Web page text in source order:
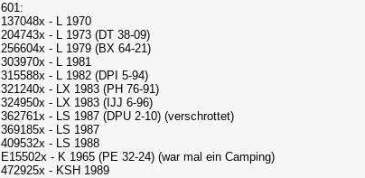
601:
137048x - L 1970
204743x - L 1973 (DT 38-09)
256604x - L 1979 (BX 64-21)
303970x - L 1981
315588x - L 1982 (DPI 5-94)
321240x - LX 1983 (PH 76-91)
324950x - LX 1983 (IJJ 6-96)
362761x - LS 1987 (DPU 2-10) (verschrottet)
369185x - LS 1987
409532x - LS 1988
E15502x - K 1965 (PE 32-24) (war mal ein Camping)
472925x - KSH 1989